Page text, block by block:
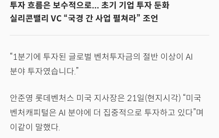
투자 흐름은 보수적으로... 초기 기업 투자 둔화
실리콘밸리 VC “국경 간 사업 펼쳐라” 조언
“1분기에 투자된 글로벌 벤처투자금의 절반 이상이 AI
분야 투자였습니다.”
안준영 롯데벤처스 미국 지사장은 21일(현지시각) “미국
벤처캐피털은 AI 분야에 더 집중적으로 투자하고 있다”며
이같이 말했다.